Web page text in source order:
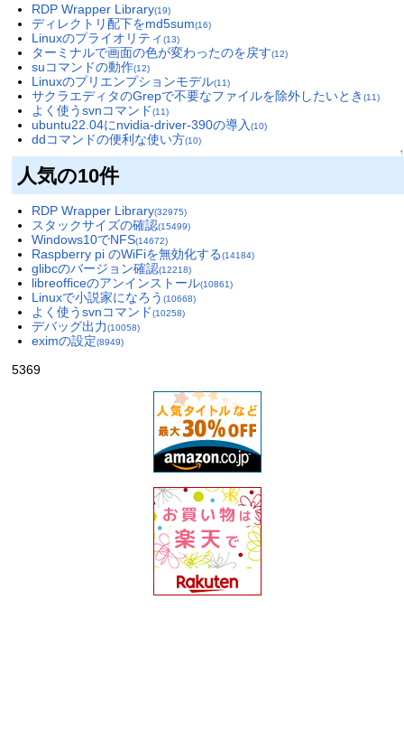
RDP Wrapper Library(19)
ディレクトリ配下をmd5sum(16)
Linuxのプライオリティ (13)
ターミナルで画面の色が変わったのを戻す(12)
suコマンドの動作(12)
Linuxのプリエンプションモデル(11)
サクラエディタのGrepで不要なファイルを除外したいとき (11)
よく使うsvnコマンド(11)
ubuntu22.04にnvidia-driver-390の導入(10)
ddコマンドの便利な使い方(10)
↑
人気の10件
RDP Wrapper Library(32975)
スタックサイズの確認(15499)
Windows10でNFS(14672)
Raspberry pi のWiFiを無効化する(14184)
glibcのバージョン確認(12218)
libreofficeのアンインストール(10861)
Linuxで小説家になろう (10668)
よく使うsvnコマンド(10258)
デバッグ出力(10058)
eximの設定(8949)
5369